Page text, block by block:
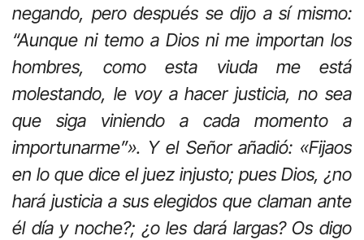
negando, pero después se dijo a sí mismo:
“Aunque ni temo a Dios ni me importan los
hombres, como esta viuda me está
molestando, le voy a hacer justicia, no sea
que siga viniendo a cada momento a
importunarme”». Y el Señor añadió: «Fijaos
en lo que dice el juez injusto; pues Dios, ¿no
hará justicia a sus elegidos que claman ante
él día y noche?; ¿o les dará largas? Os digo